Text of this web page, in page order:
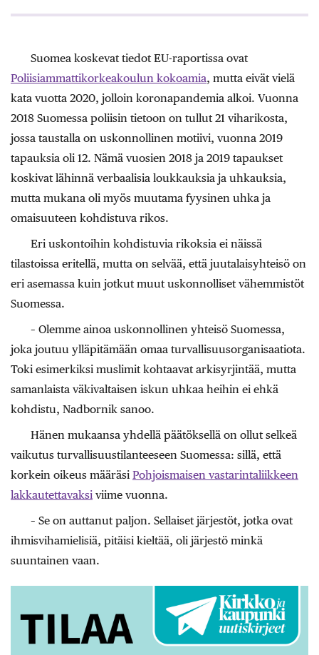
Suomea koskevat tiedot EU-raportissa ovat
Poliisiammattikorkeakoulun kokoamia, mutta eivät vielä
kata vuotta 2020, jolloin koronapandemia alkoi. Vuonna
2018 Suomessa poliisin tietoon on tullut 21 viharikosta,
jossa taustalla on uskonnollinen motiivi, vuonna 2019
tapauksia oli 12. Nämä vuosien 2018 ja 2019 tapaukset
koskivat lähinnä verbaalisia loukkauksia ja uhkauksia,
mutta mukana oli myös muutama fyysinen uhka ja
omaisuuteen kohdistuva rikos.
Eri uskontoihin kohdistuvia rikoksia ei näissä
tilastoissa eritellä, mutta on selvää, että juutalaisyhteisö on
eri asemassa kuin jotkut muut uskonnolliset vähemmistöt
Suomessa.
– Olemme ainoa uskonnollinen yhteisö Suomessa,
joka joutuu ylläpitämään omaa turvallisuusorganisaatiota.
Toki esimerkiksi muslimit kohtaavat arkisyrjintää, mutta
samanlaista väkivaltaisen iskun uhkaa heihin ei ehkä
kohdistu, Nadbornik sanoo.
Hänen mukaansa yhdellä päätöksellä on ollut selkeä
vaikutus turvallisuustilanteeseen Suomessa: sillä, että
korkein oikeus määräsi Pohjoismaisen vastarintaliikkeen
lakkautettavaksi viime vuonna.
– Se on auttanut paljon. Sellaiset järjestöt, jotka ovat
ihmisvihamielisiä, pitäisi kieltää, oli järjestö minkä
suuntainen vaan.